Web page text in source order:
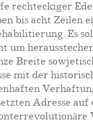
bis acht
Es
um
Breite
mit der
Adresse